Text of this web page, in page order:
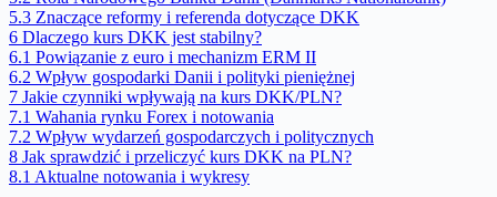
5.3 Znaczące reformy i referenda dotyczące DKK
6 Dlaczego kurs DKK jest stabilny?
6.1 Powiązanie z euro i mechanizm ERM II
6.2 Wpływ gospodarki Danii i polityki pieniężnej
7 Jakie czynniki wpływają na kurs DKK/PLN?
7.1 Wahania rynku Forex i notowania
7.2 Wpływ wydarzeń gospodarczych i politycznych
8 Jak sprawdzić i przeliczyć kurs DKK na PLN?
8.1 Aktualne notowania i wykresy